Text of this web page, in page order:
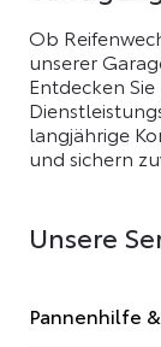
Ob
unserer
Entdecken
langjährige
und sichern
Unsere
Pannenhilfe